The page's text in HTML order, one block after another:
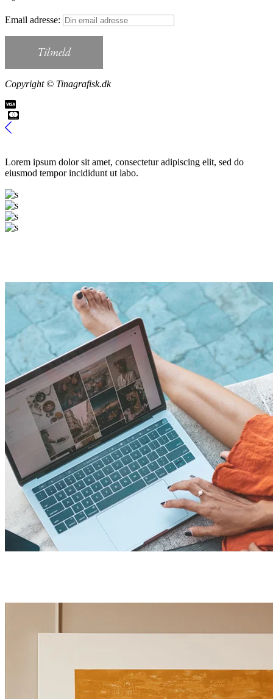
Email adresse:
Copyright © Tinagrafisk.dk
Lorem ipsum dolor sit amet, consectetur adipiscing elit, sed do
eiusmod tempor incididunt ut labo.